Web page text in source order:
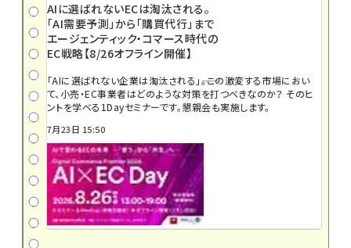
AIに選ばれないECは淘汰される。
「AI需要予測」から「購買代行」まで
エージェンティック・コマース時代の
EC戦略【8/26オフライン開催】
「AIに選ばれない企業は淘汰される」――。この激変する市場におい
て、小売・EC事業者はどのような対策を打つべきなのか？ そのヒ
ントを学べる1Dayセミナーです。懇親会も実施します。
7月23日 15:50